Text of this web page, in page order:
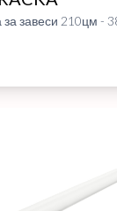
завеси 210цм -